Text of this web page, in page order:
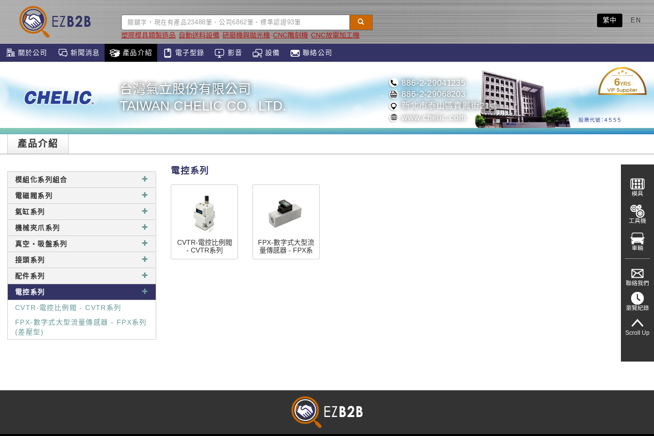
塑膠模具類製造品 自動送料設備 研磨機與拋光機 CNC雕刻機 CNC放電加工機
繁中 EN
關於公司 新聞消息 產品介紹 電子型錄 影音 設備 聯絡公司
6YRS
台灣氣立股份有限公司
TAIWAN CHELIC CO., LTD.
886-2-29041235
886-2-29068203
新北市泰山區貴鳳街21號
www.chelic.com
產品介紹
模組化系列組合
電磁閥系列
氣缸系列
機械夾爪系列
真空‧吸盤系列
接頭系列
配件系列
電控系列
CVTR-電控比例閥 - CVTR系列
FPX-數字式大型流量傳感器 - FPX系列
(差壓型)
電控系列
CVTR-電控比例閥
- CVTR系列
FPX-數字式大型流
量傳感器 - FPX系
列 (差壓型)
模具
工具機
車輛
聯絡我們
瀏覽紀錄
Scroll Up